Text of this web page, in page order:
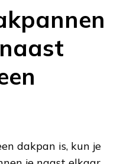
dakpan is, kun je